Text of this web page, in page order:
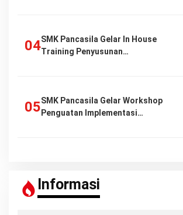
SMK Pancasila Gelar In House
Training Penyusunan…
SMK Pancasila Gelar Workshop
Penguatan Implementasi…
Informasi